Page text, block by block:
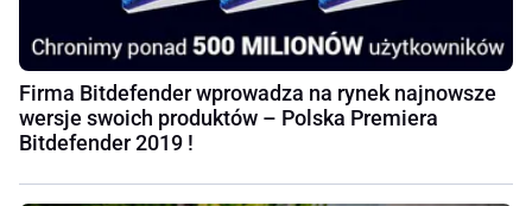
Firma Bitdefender wprowadza na rynek najnowsze
wersje swoich produktów – Polska Premiera
Bitdefender 2019 !